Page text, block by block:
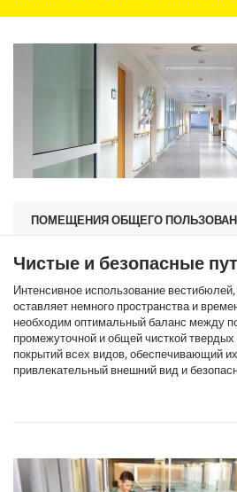
ПОМЕЩЕНИЯ ОБЩЕГО
Чистые и безопасные
Интенсивное использование
оставляет немного пространства и
необходим оптимальный баланс между
промежуточной и общей чисткой
покрытий всех видов, обеспечивающий
привлекательный внешний вид и